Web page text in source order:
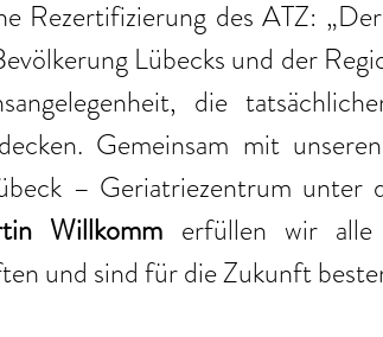
Rezertifizierung des ATZ:
Lübecks und der
die
Gemeinsam mit
Willkomm erfüllen wir
und sind für die Zukunft